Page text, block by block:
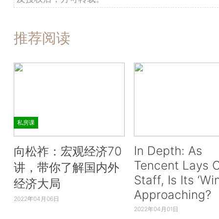
推荐阅读
私房课
向松祚：宏观经济70
讲，带你了解国内外
经济大局
2022年04月06日
In Depth: As
Tencent Lays
Staff, Is Its
Approaching?
2022年04月01日